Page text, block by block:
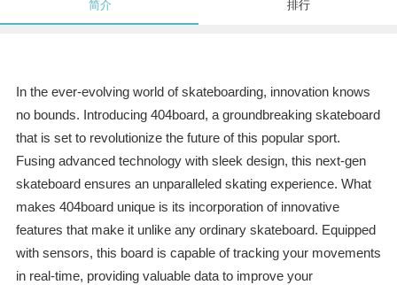
简介 排行
In the ever-evolving world of skateboarding, innovation knows
no bounds. Introducing 404board, a groundbreaking skateboard
that is set to revolutionize the future of this popular sport.
Fusing advanced technology with sleek design, this next-gen
skateboard ensures an unparalleled skating experience. What
makes 404board unique is its incorporation of innovative
features that make it unlike any ordinary skateboard. Equipped
with sensors, this board is capable of tracking your movements
in real-time, providing valuable data to improve your